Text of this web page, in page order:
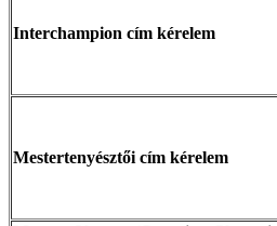
Interchampion cím kérelem
Mestertenyésztői cím kérelem